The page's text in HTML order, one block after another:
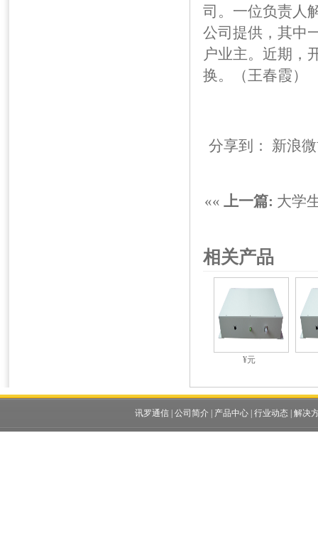
司。一位负责人
公司提供，其中
户业主。近期，
换。（王春霞）
分享到： 新浪
«« 上一篇: 大学
相关产品
¥元
讯罗通信| 公司简介| 产品中心| 行业动态| 解决